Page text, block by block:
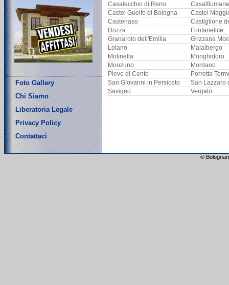
Foto Gallery
Chi Siamo
Liberatoria Legale
Privacy Policy
Contattaci
Casalecchio di Reno
Castel Guelfo di Bologna
Castel
Castenaso
Castiglione
Dozza
Fontanelice
Granarolo dell'Emilia
Grizzana
Loiano
Malalbergo
Molinella
Monghidoro
Monzuno
Mordano
Pieve di Cento
Porretta
San Giovanni in Persiceto
San Lazzaro
Savigno
Vergato
©